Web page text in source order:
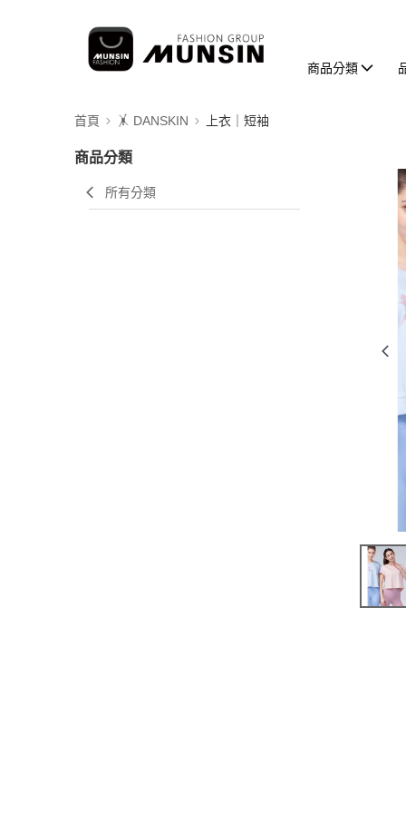
商品分類
首頁 🤸 DANSKIN 上衣｜短袖
商品分類
所有分類